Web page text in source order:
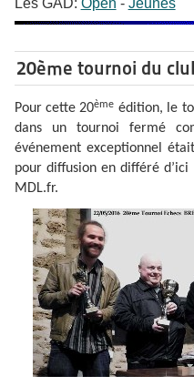
Les GAD: Open - Jeunes
20ème tournoi du
Pour cette 20ème édition, le
dans un tournoi fermé
événement exceptionnel
pour diffusion en différé
MDL.fr.